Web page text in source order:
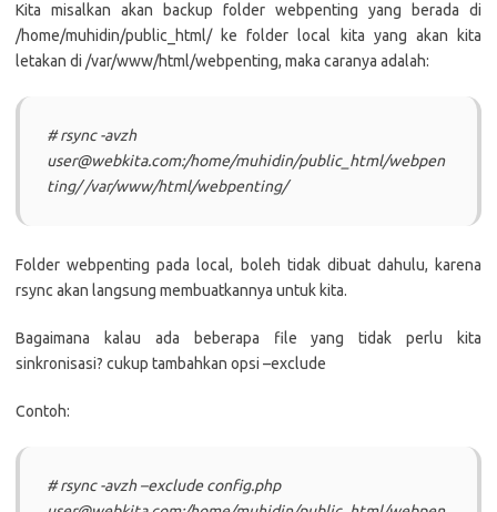
Kita misalkan akan backup folder webpenting yang berada di
/home/muhidin/public_html/ ke folder local kita yang akan kita
letakan di /var/www/html/webpenting, maka caranya adalah:
# rsync -avzh
user@webkita.com:/home/muhidin/public_html/webpen
ting/ /var/www/html/webpenting/
Folder webpenting pada local, boleh tidak dibuat dahulu, karena
rsync akan langsung membuatkannya untuk kita.
Bagaimana kalau ada beberapa file yang tidak perlu kita
sinkronisasi? cukup tambahkan opsi –exclude
Contoh:
# rsync -avzh –exclude config.php